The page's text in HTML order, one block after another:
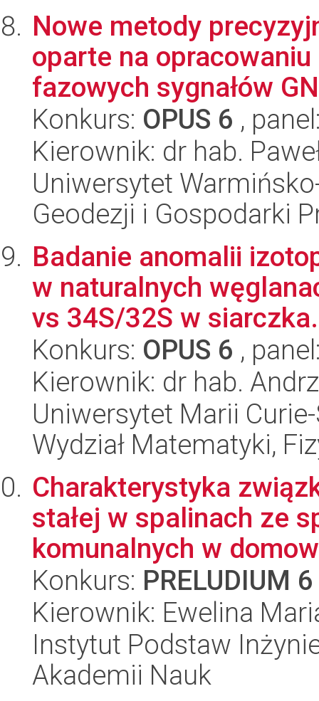
Nowe metody
oparte na
fazowych sygnałów
Konkurs: OPUS 6 ,
Kierownik: dr hab.
Uniwersytet
Geodezji i Gospodarki
Badanie anomalii
w naturalnych
vs 34S/32S w
Konkurs: OPUS 6 ,
Kierownik: dr hab.
Uniwersytet Marii
Wydział Matematyki,
Charakterystyka
stałej w spalinach ze
komunalnych w
Konkurs: PRELUDIUM 6
Kierownik: Ewelina
Instytut Podstaw
Akademii Nauk